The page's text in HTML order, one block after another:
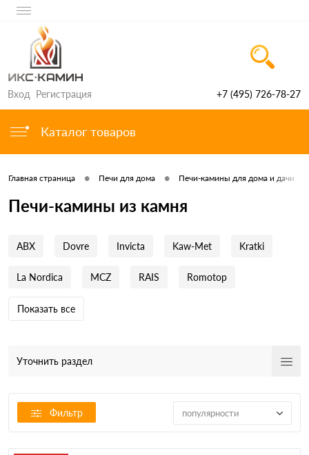
Вход Регистрация +7 (495) 726-78-27
Каталог товаров
Главная страница • Печи для дома • Печи-камины для дома и дачи
Печи-камины из камня
ABX Dovre Invicta Kaw-Met Kratki
La Nordica MCZ RAIS Romotop
Показать все
Уточнить раздел
Фильтр популярности